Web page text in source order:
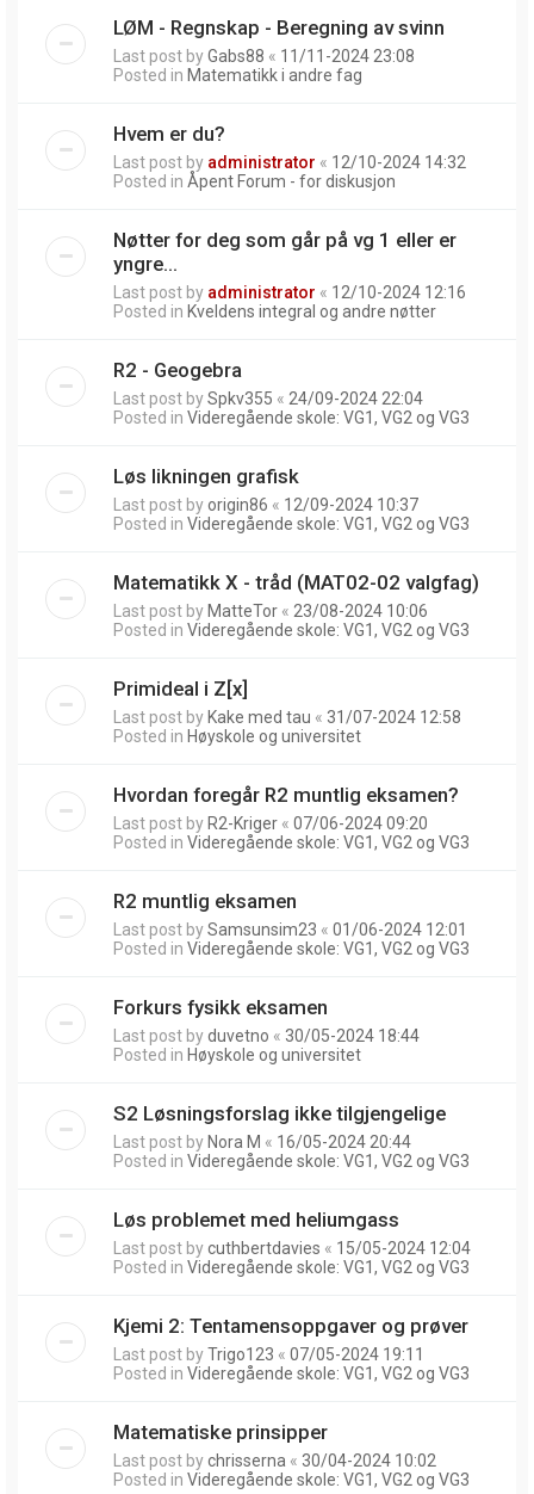
LØM - Regnskap - Beregning av svinn
Last post byGabs88 « 11/11-2024 23:08
Posted in Matematikk i andre fag
Hvem er du?
Last post by administrator « 12/10-2024 14:32
Posted in Åpent Forum - for diskusjon
Nøtter for deg som går på vg 1 eller er
yngre...
Last post by administrator « 12/10-2024 12:16
Posted in Kveldens integral og andre nøtter
R2 - Geogebra
Last post bySpkv355 « 24/09-2024 22:04
Posted in Videregående skole: VG1, VG2 og VG3
Løs likningen grafisk
Last post byorigin86 « 12/09-2024 10:37
Posted in Videregående skole: VG1, VG2 og VG3
Matematikk X - tråd (MAT02-02 valgfag)
Last post by MatteTor « 23/08-2024 10:06
Posted in Videregående skole: VG1, VG2 og VG3
Primideal i Z[x]
Last post by Kake med tau « 31/07-2024 12:58
Posted in Høyskole og universitet
Hvordan foregår R2 muntlig eksamen?
Last post by R2-Kriger « 07/06-2024 09:20
Posted in Videregående skole: VG1, VG2 og VG3
R2 muntlig eksamen
Last post bySamsunsim23 « 01/06-2024 12:01
Posted in Videregående skole: VG1, VG2 og VG3
Forkurs fysikk eksamen
Last post byduvetno « 30/05-2024 18:44
Posted in Høyskole og universitet
S2 Løsningsforslag ikke tilgjengelige
Last post by Nora M « 16/05-2024 20:44
Posted in Videregående skole: VG1, VG2 og VG3
Løs problemet med heliumgass
Last post bycuthbertdavies « 15/05-2024 12:04
Posted in Videregående skole: VG1, VG2 og VG3
Kjemi 2: Tentamensoppgaver og prøver
Last post byTrigo123 « 07/05-2024 19:11
Posted in Videregående skole: VG1, VG2 og VG3
Matematiske prinsipper
Last post bychrisserna « 30/04-2024 10:02
Posted in Videregående skole: VG1, VG2 og VG3